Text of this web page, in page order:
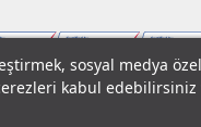
sosyal medya
kabul edebilirsiniz